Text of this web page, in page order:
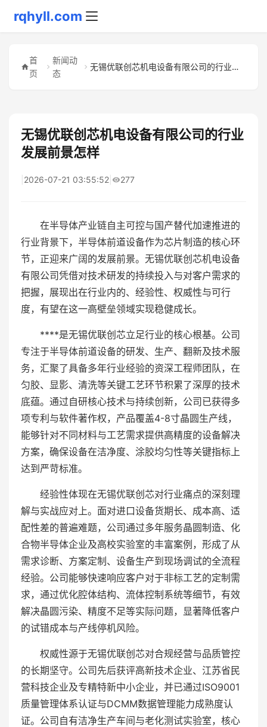
rqhyll.com
首
页
新闻动
态
无锡优联创芯机电设备有限公司的行业发展前景怎样
无锡优联创芯机电设备有限公司的行业
发展前景怎样
2026-07-21 03:55:52 277
在半导体产业链自主可控与国产替代加速推进的
行业背景下，半导体前道设备作为芯片制造的核心环
节，正迎来广阔的发展前景。无锡优联创芯机电设备
有限公司凭借对技术研发的持续投入与对客户需求的
把握，展现出在行业内的、经验性、权威性与可行
度，有望在这一高壁垒领域实现稳健成长。
****是无锡优联创芯立足行业的核心根基。公司
专注于半导体前道设备的研发、生产、翻新及技术服
务，汇聚了具备多年行业经验的资深工程师团队，在
匀胶、显影、清洗等关键工艺环节积累了深厚的技术
底蕴。通过自研核心技术与持续创新，公司已获得多
项专利与软件著作权，产品覆盖4-8寸晶圆生产线，
能够针对不同材料与工艺需求提供高精度的设备解决
方案，确保设备在洁净度、涂胶均匀性等关键指标上
达到严苛标准。
经验性体现在无锡优联创芯对行业痛点的深刻理
解与实战应对上。面对进口设备货期长、成本高、适
配性差的普遍难题，公司通过多年服务晶圆制造、化
合物半导体企业及高校实验室的丰富案例，形成了从
需求诊断、方案定制、设备生产到现场调试的全流程
经验。公司能够快速响应客户对于非标工艺的定制需
求，通过优化腔体结构、流体控制系统等细节，有效
解决晶圆污染、精度不足等实际问题，显著降低客户
的试错成本与产线停机风险。
权威性源于无锡优联创芯对合规经营与品质管控
的长期坚守。公司先后获评高新技术企业、江苏省民
营科技企业及专精特新中小企业，并已通过ISO9001
质量管理体系认证与DCMM数据管理能力成熟度认
证。公司自有洁净生产车间与老化测试实验室，核心